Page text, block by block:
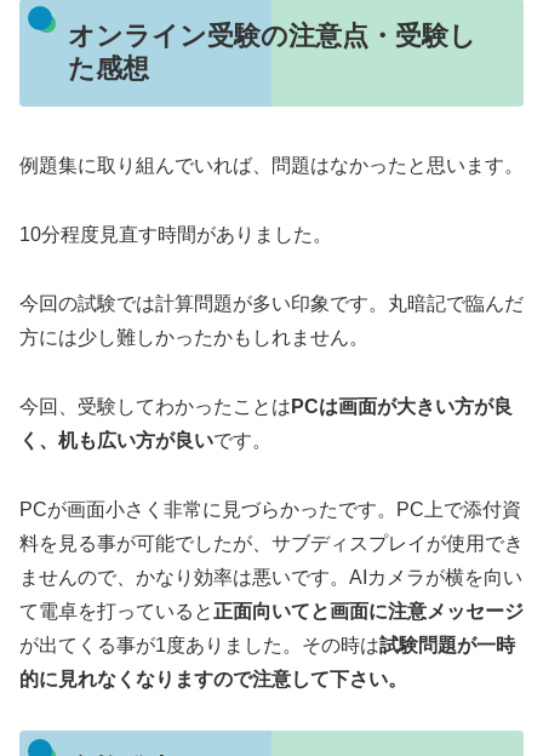
オンライン受験の注意点・受験し
た感想
例題集に取り組んでいれば、問題はなかったと思います。
10分程度見直す時間がありました。
今回の試験では計算問題が多い印象です。丸暗記で臨んだ
方には少し難しかったかもしれません。
今回、受験してわかったことは PCは画面が大きい方が良
く、 机も広い方が良いです。
PCが画面小さく非常に見づらかったです。PC上で添付資
料を見る事が可能でしたが、サブディスプレイが使用でき
ませんので、かなり効率は悪いです。AIカメラが横を向い
て電卓を打っていると 正面向いてと画面に注意メッセージ
が出てくる事が1度ありました。その時は試験問題が一時
的に見れなくなりますので注意して下さい。